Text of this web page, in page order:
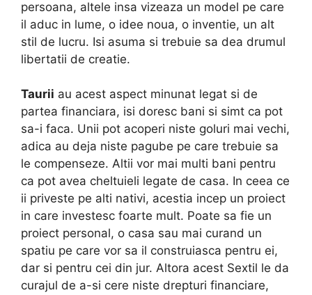
persoana, altele insa vizeaza un model pe care
il aduc in lume, o idee noua, o inventie, un alt
stil de lucru. Isi asuma si trebuie sa dea drumul
libertatii de creatie.
Taurii au acest aspect minunat legat si de
partea financiara, isi doresc bani si simt ca pot
sa-i faca. Unii pot acoperi niste goluri mai vechi,
adica au deja niste pagube pe care trebuie sa
le compenseze. Altii vor mai multi bani pentru
ca pot avea cheltuieli legate de casa. In ceea ce
ii priveste pe alti nativi, acestia incep un proiect
in care investesc foarte mult. Poate sa fie un
proiect personal, o casa sau mai curand un
spatiu pe care vor sa il construiasca pentru ei,
dar si pentru cei din jur. Altora acest Sextil le da
curajul de a-si cere niste drepturi financiare,